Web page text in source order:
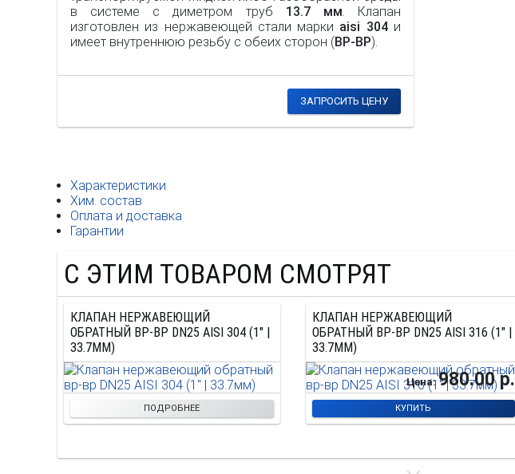
в системе с диметром труб 13.7 мм. Клапан
изготовлен из нержавеющей стали марки aisi 304и
имеет внутреннюю резьбу с обеих сторон ( ВР-ВР).
ЗАПРОСИТЬ ЦЕНУ
Характеристики
Хим. состав
Оплата и доставка
Гарантии
С ЭТИМ ТОВАРОМ СМОТРЯТ
КЛАПАН НЕРЖАВЕЮЩИЙ
ОБРАТНЫЙ ВР-ВР DN25 AISI 304 (1" |
33.7ММ)
ПОДРОБНЕЕ
КЛАПАН НЕРЖАВЕЮЩИЙ
ОБРАТНЫЙ ВР-ВР DN25 AISI 316 (1" |
33.7ММ)
Цена: 980.00 р.
КУПИТЬ